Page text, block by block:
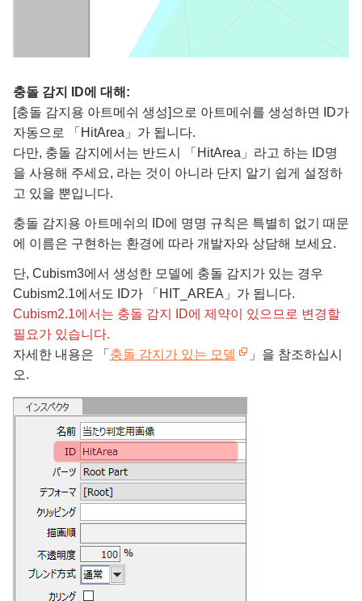
충돌 감지 ID에 대해:
[충돌 감지용 아트메쉬 생성]으로 아트메쉬를 생성하면 ID가
자동으로 「HitArea」가 됩니다.
다만, 충돌 감지에서는 반드시 「HitArea」라고 하는 ID명
을 사용해 주세요, 라는 것이 아니라 단지 알기 쉽게 설정하
고 있을 뿐입니다.
충돌 감지용 아트메쉬의 ID에 명명 규칙은 특별히 없기 때문
에 이름은 구현하는 환경에 따라 개발자와 상담해 보세요.
단, Cubism3에서 생성한 모델에 충돌 감지가 있는 경우
Cubism2.1에서도 ID가 「HIT_AREA」가 됩니다.
Cubism2.1에서는 충돌 감지 ID에 제약이 있으므로 변경할
필요가 있습니다.
자세한 내용은 「 충돌 감지가 있는 모델
」을 참조하십시
오.